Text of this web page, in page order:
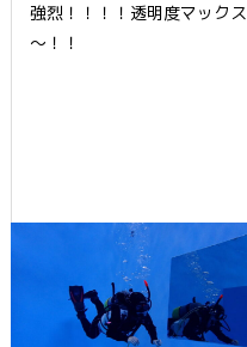
強烈！！！！透明度マックス
～！！